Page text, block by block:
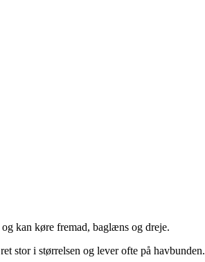
kan køre fremad, baglæns og dreje.
stor i størrelsen og lever ofte på havbunden.